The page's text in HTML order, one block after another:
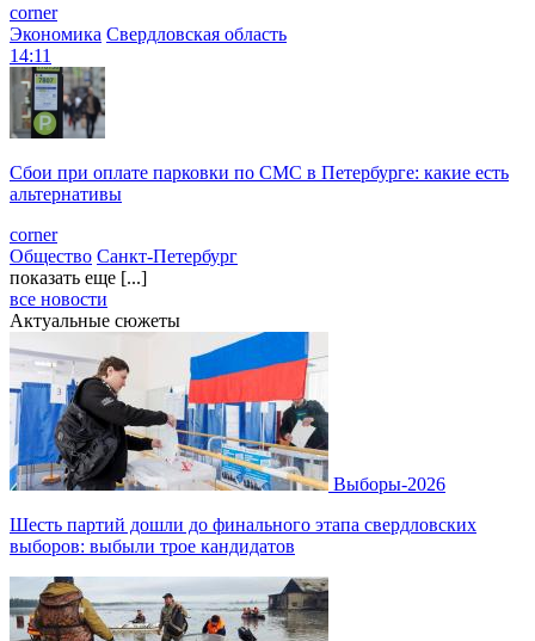
corner
Экономика Свердловская область
14:11
Сбои при оплате парковки по СМС в Петербурге: какие есть
альтернативы
corner
Общество Санкт-Петербург
показать еще [...]
все новости
Актуальные сюжеты
Выборы-2026
Шесть партий дошли до финального этапа свердловских
выборов: выбыли трое кандидатов